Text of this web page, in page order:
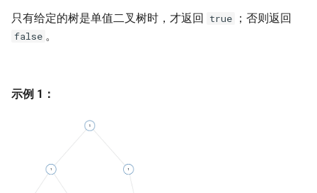
9. 用两个栈实现队列
10.2. 青蛙跳台阶问题
11. 旋转数组的最小数字
12. 矩阵中的路径
5. 单词长度的最大乘积
6. 排序数组中两个数字之和
9. 乘积小于 K 的子数组
1.6. 字符串压缩
1.8. 零矩阵
1.9. 字符串轮转
2.1. 移除重复节点
只有给定的树是单值二叉树时，才返回 true ；否则返回
false 。
示例 1：